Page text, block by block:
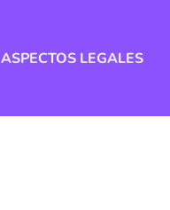
ASPECTOS LEGALES